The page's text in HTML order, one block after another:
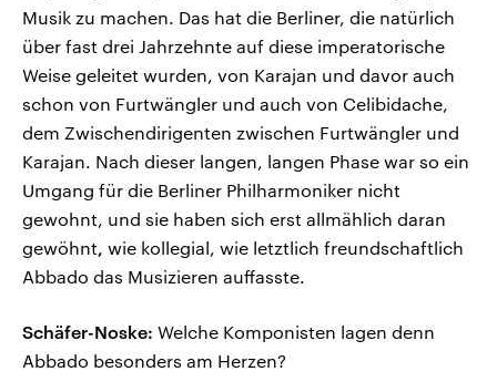
Musik zu machen. Das hat die Berliner, die natürlich
über fast drei Jahrzehnte auf diese imperatorische
Weise geleitet wurden, von Karajan und davor auch
schon von Furtwängler und auch von Celibidache,
dem Zwischendirigenten zwischen Furtwängler und
Karajan. Nach dieser langen, langen Phase war so ein
Umgang für die Berliner Philharmoniker nicht
gewohnt, und sie haben sich erst allmählich daran
gewöhnt, wie kollegial, wie letztlich freundschaftlich
Abbado das Musizieren auffasste.
Schäfer-Noske: Welche Komponisten lagen denn
Abbado besonders am Herzen?